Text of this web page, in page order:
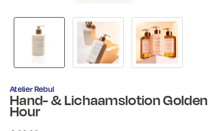
Atelier Rebul
Hand- & Lichaamslotion Golden
Hour